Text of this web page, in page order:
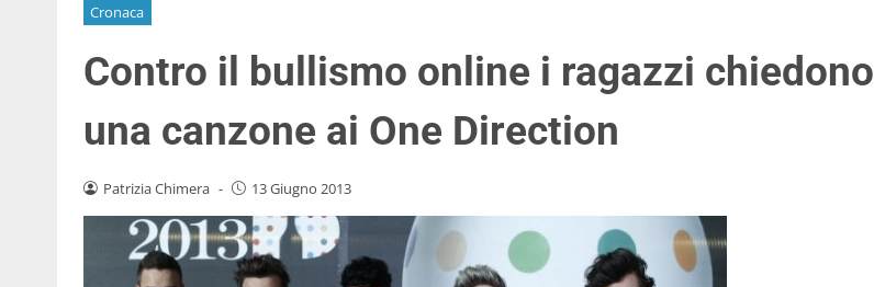
Cronaca
Contro il bullismo online i ragazzi chiedono
una canzone ai One Direction
Patrizia Chimera - 13 Giugno 2013